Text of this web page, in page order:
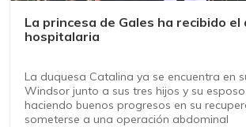
La princesa de Gales ha recibido el
hospitalaria
La duquesa Catalina ya se encuentra en
Windsor junto a sus tres hijos y su
haciendo buenos progresos en su
someterse a una operación abdominal